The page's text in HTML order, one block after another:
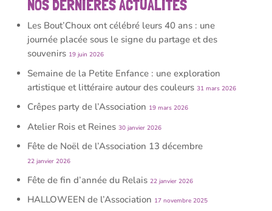
NOS DERNIÈRES ACTUALITÉS
Les Bout’Choux ont célébré leurs 40 ans : une
journée placée sous le signe du partage et des
souvenirs 19 juin 2026
Semaine de la Petite Enfance : une exploration
artistique et littéraire autour des couleurs 31 mars 2026
Crêpes party de l’Association 19 mars 2026
Atelier Rois et Reines 30 janvier 2026
Fête de Noël de l’Association 13 décembre
22 janvier 2026
Fête de fin d’année du Relais 22 janvier 2026
HALLOWEEN de l’Association 17 novembre 2025